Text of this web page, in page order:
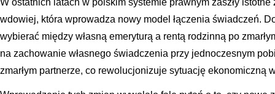
W ostatnich latach w polskim systemie prawnym zaszły
wdowiej, która wprowadza nowy model łączenia świadczeń.
wybierać między własną emeryturą a rentą rodzinną po
na zachowanie własnego świadczenia przy jednoczesnym
zmarłym partnerze, co rewolucjonizuje sytuację ekonomiczną